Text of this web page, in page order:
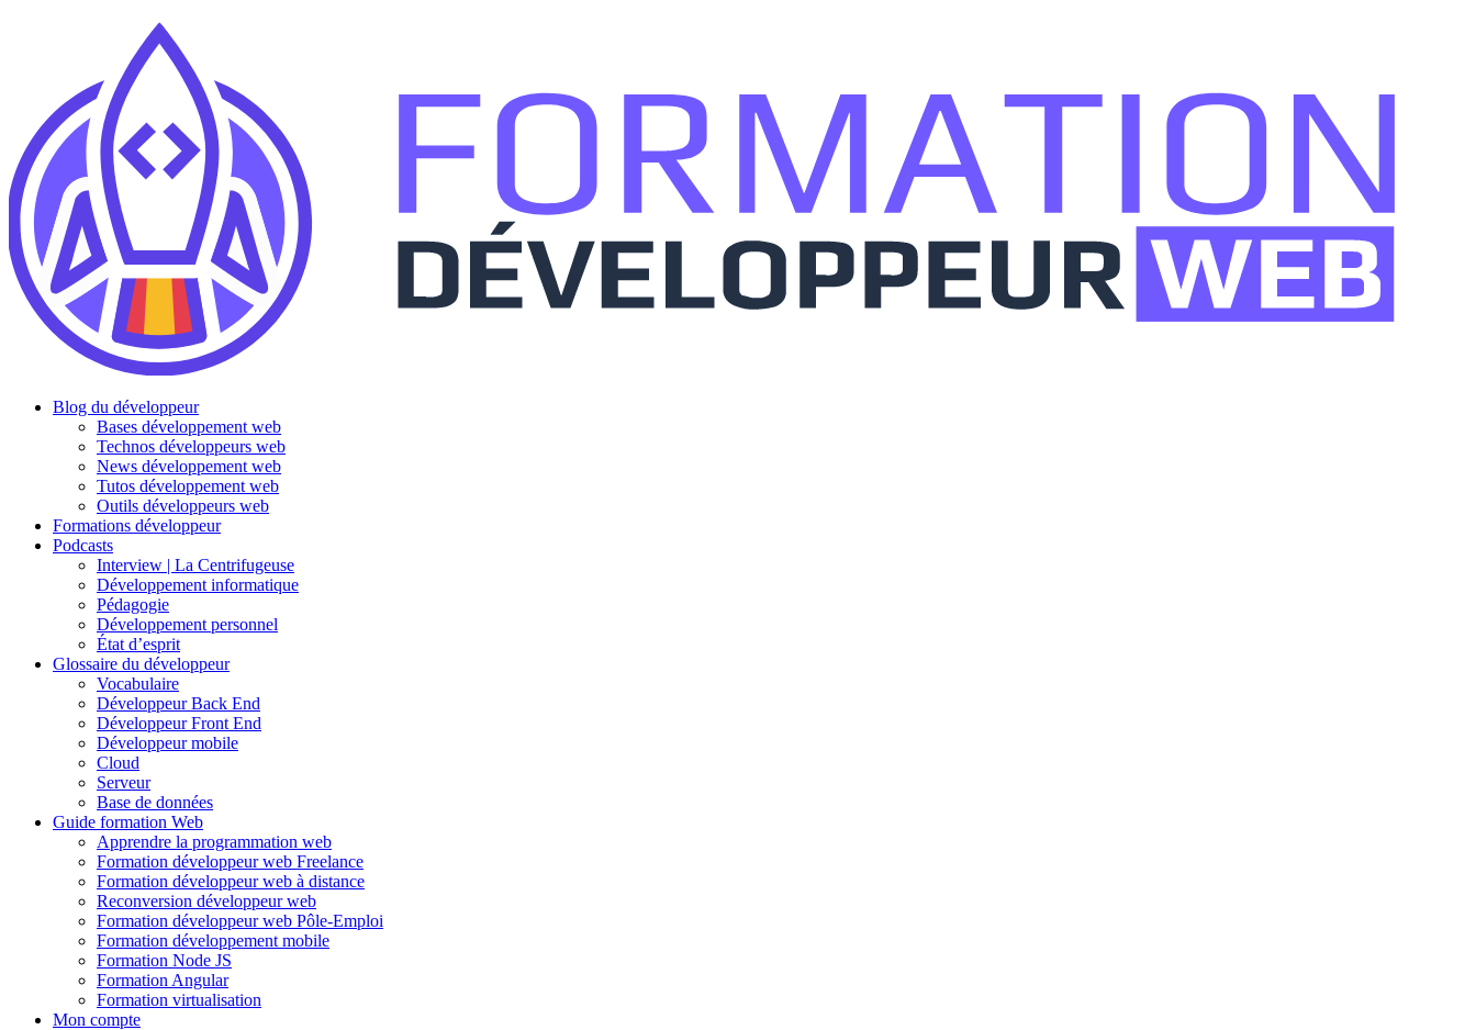
Blog du développeur
Bases développement web
Technos développeurs web
News développement web
Tutos développement web
Outils développeurs web
Formations développeur
Podcasts
Interview | La Centrifugeuse
Développement informatique
Pédagogie
Développement personnel
État d’esprit
Glossaire du développeur
Vocabulaire
Développeur Back End
Développeur Front End
Développeur mobile
Cloud
Serveur
Base de données
Guide formation Web
Apprendre la programmation web
Formation développeur web Freelance
Formation développeur web à distance
Reconversion développeur web
Formation développeur web Pôle-Emploi
Formation développement mobile
Formation Node JS
Formation Angular
Formation virtualisation
Mon compte